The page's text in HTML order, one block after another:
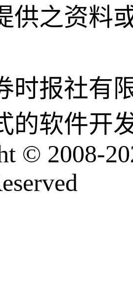
供之资料
时报社有
的软件开
© 2008-